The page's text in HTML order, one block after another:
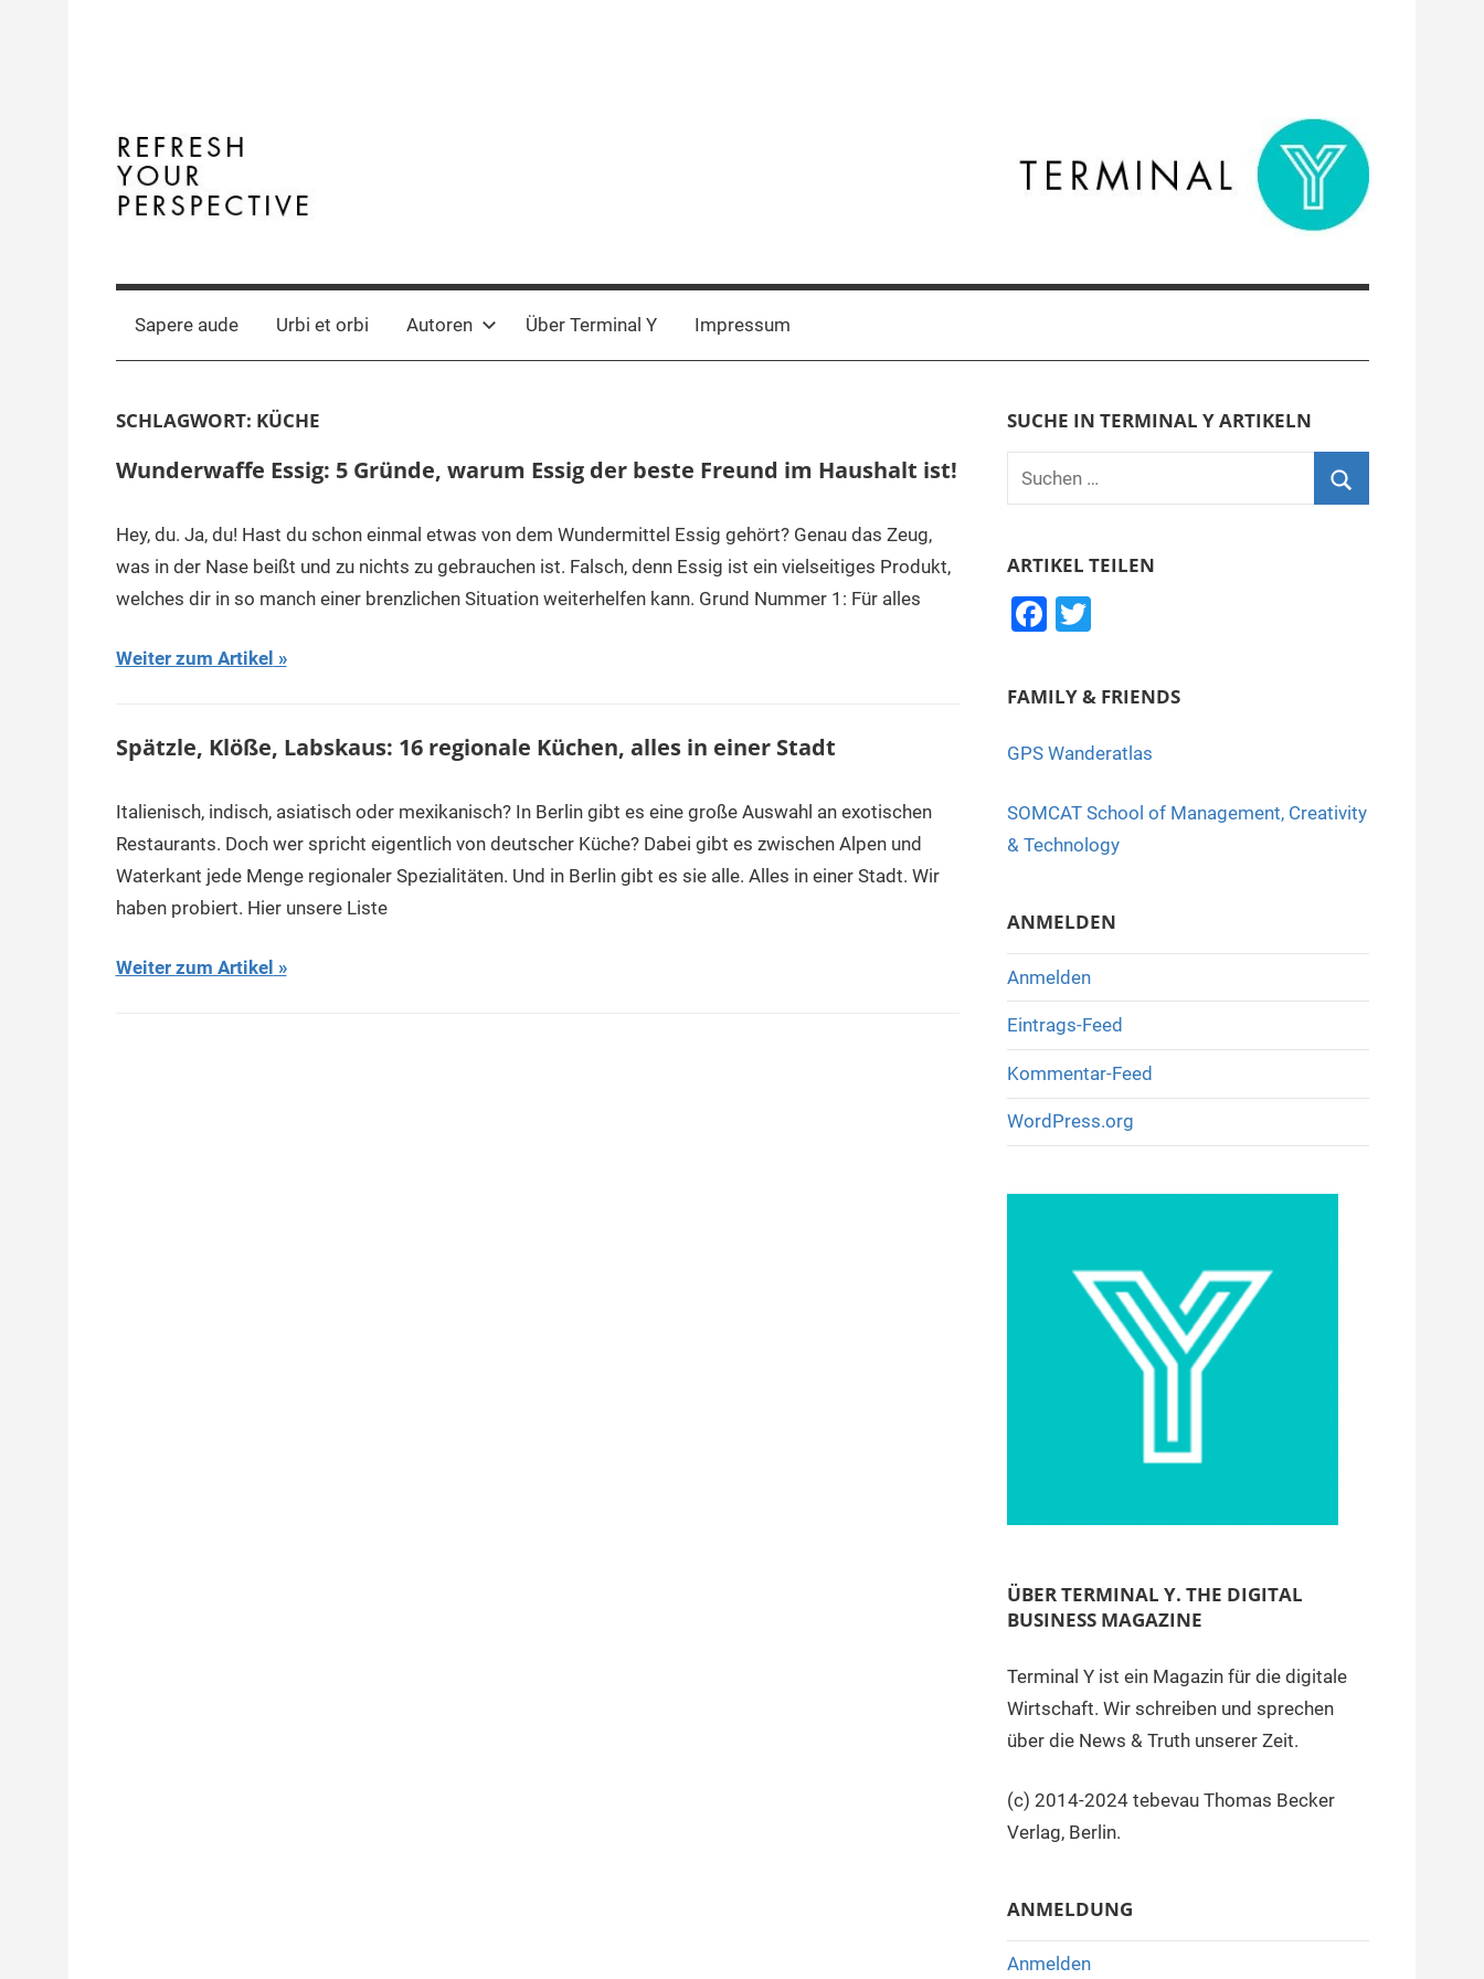
Terminal
Y
Digital
Business
Sapere aude Urbi et orbi Autoren Über Terminal Y Impressum
SCHLAGWORT: KÜCHE
Wunderwaffe Essig: 5 Gründe, warum Essig der beste Freund im Haushalt ist!
Hey, du. Ja, du! Hast du schon einmal etwas von dem Wundermittel Essig gehört? Genau das Zeug,
was in der Nase beißt und zu nichts zu gebrauchen ist. Falsch, denn Essig ist ein vielseitiges Produkt,
welches dir in so manch einer brenzlichen Situation weiterhelfen kann. Grund Nummer 1: Für alles
Weiter zum Artikel
Spätzle, Klöße, Labskaus: 16 regionale Küchen, alles in einer Stadt
Italienisch, indisch, asiatisch oder mexikanisch? In Berlin gibt es eine große Auswahl an exotischen
Restaurants. Doch wer spricht eigentlich von deutscher Küche? Dabei gibt es zwischen Alpen und
Waterkant jede Menge regionaler Spezialitäten. Und in Berlin gibt es sie alle. Alles in einer Stadt. Wir
haben probiert. Hier unsere Liste
Weiter zum Artikel
SUCHE IN TERMINAL Y ARTIKELN
Suchen
nach:
ARTIKEL TEILEN
F
c
b
o
k
T
tt
FAMILY & FRIENDS
GPS Wanderatlas
SOMCAT School of Management, Creativity
& Technology
ANMELDEN
Anmelden
Eintrags-Feed
Kommentar-Feed
WordPress.org
ÜBER TERMINAL Y. THE DIGITAL
BUSINESS MAGAZINE
Terminal Y ist ein Magazin für die digitale
Wirtschaft. Wir schreiben und sprechen
über die News & Truth unserer Zeit.
(c) 2014-2024 tebevau Thomas Becker
Verlag, Berlin.
ANMELDUNG
Anmelden